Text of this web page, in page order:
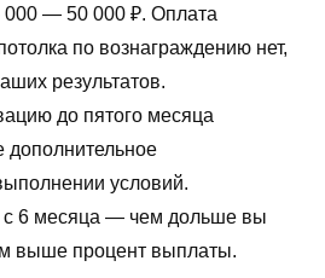
000 — 50 000 ₽. Оплата
по вознаграждению нет,
результатов.
до пятого месяца
дополнительное
условий.
с 6 месяца — чем дольше вы
выше процент выплаты.